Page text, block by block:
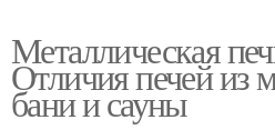
Металлическая
Отличия печей из
бани и сауны